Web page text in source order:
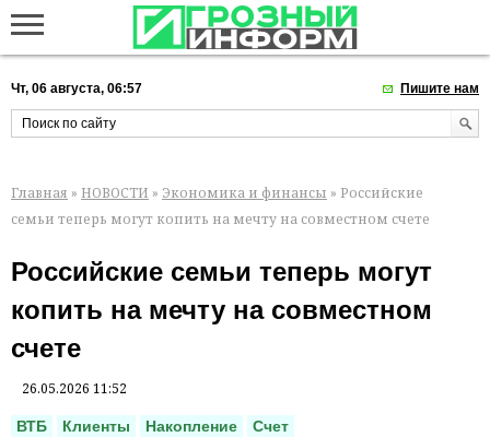
Чт, 06 августа, 06:57 Пишите нам
Главная » НОВОСТИ » Экономика и финансы » Российские
семьи теперь могут копить на мечту на совместном счете
Российские семьи теперь могут
копить на мечту на совместном
счете
26.05.2026 11:52
ВТБ Клиенты Накопление Счет